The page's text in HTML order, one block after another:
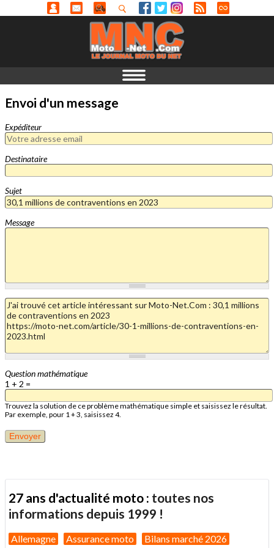
Envoi d'un message
Expéditeur
Destinataire
Sujet
Message
Question mathématique
1 + 2 =
Trouvez la solution de ce problème mathématique simple et saisissez le résultat.
Par exemple, pour 1 + 3, saisissez 4.
27 ans d'actualité moto : toutes nos
informations depuis 1999 !
Allemagne Assurance moto Bilans marché 2026